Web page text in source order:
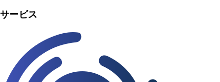
サービス